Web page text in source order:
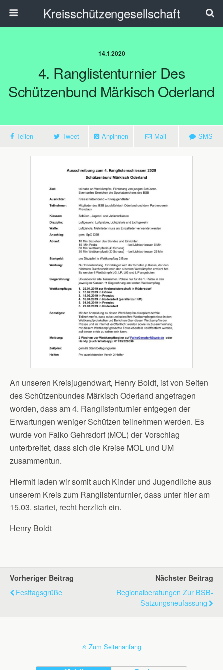
Kreisschützengesellschaft
14.1.2020
4. Ranglistenturnier Des
Schützenbund Märkisch Oderland
Teilen Tweet Anpinnen Mail SMS
An unseren Kreisjugendwart, Henry Boldt, ist von Seiten
des Schützenbundes Märkisch Oderland angetragen
worden, dass am 4. Ranglistenturnier entgegen der
Erwartungen weniger Schützen teilnehmen werden. Es
wurde von Falko Gehrsdorf (MOL) der Vorschlag
unterbreitet, dass sich die Kreise MOL und UM
zusammentun.
Hiermit laden wir somit auch Kinder und Jugendliche aus
unserem Kreis zum Ranglistenturnier, dass unter hier am
15.03. startet, recht herzlich ein.
Henry Boldt
Vorheriger Beitrag
Festtagsgrüße
Nächster Beitrag
Regionalberatungen Zur BSB-
Satzungsneufassung
Zum Seitenanfang